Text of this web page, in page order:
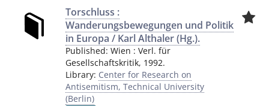
Torschluss :
Wanderungsbewegungen und Politik
in Europa / Karl Althaler (Hg.).
Published: Wien : Verl. für
Gesellschaftskritik, 1992.
Library: Center for Research on
Antisemitism, Technical University
(Berlin)